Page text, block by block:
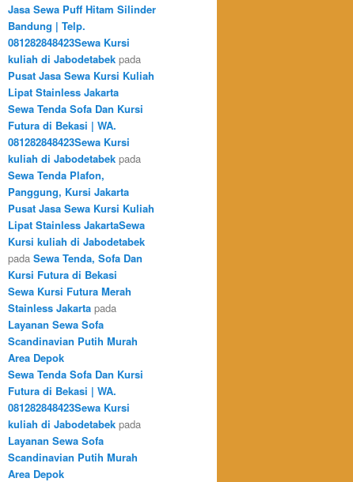
Jasa Sewa Puff Hitam Silinder
Bandung | Telp.
081282848423Sewa Kursi
kuliah di Jabodetabek pada
Pusat Jasa Sewa Kursi Kuliah
Lipat Stainless Jakarta
Sewa Tenda Sofa Dan Kursi
Futura di Bekasi | WA.
081282848423Sewa Kursi
kuliah di Jabodetabek pada
Sewa Tenda Plafon,
Panggung, Kursi Jakarta
Pusat Jasa Sewa Kursi Kuliah
Lipat Stainless JakartaSewa
Kursi kuliah di Jabodetabek
pada Sewa Tenda, Sofa Dan
Kursi Futura di Bekasi
Sewa Kursi Futura Merah
Stainless Jakarta pada
Layanan Sewa Sofa
Scandinavian Putih Murah
Area Depok
Sewa Tenda Sofa Dan Kursi
Futura di Bekasi | WA.
081282848423Sewa Kursi
kuliah di Jabodetabek pada
Layanan Sewa Sofa
Scandinavian Putih Murah
Area Depok